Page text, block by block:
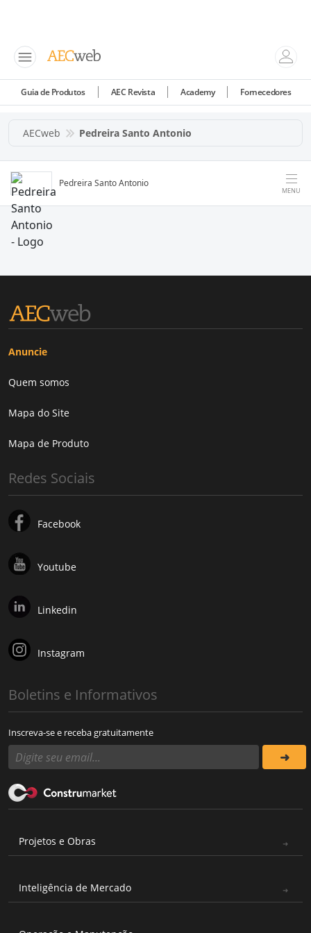
Guia de Produtos AEC Revista Academy Fornecedores
AECweb Pedreira Santo Antonio
Pedreira Santo Antonio
MENU
Anuncie
Quem somos
Mapa do Site
Mapa de Produto
Redes Sociais
Facebook
Youtube
Linkedin
Instagram
Boletins e Informativos
Inscreva-se e receba gratuitamente
Projetos e Obras
Inteligência de Mercado